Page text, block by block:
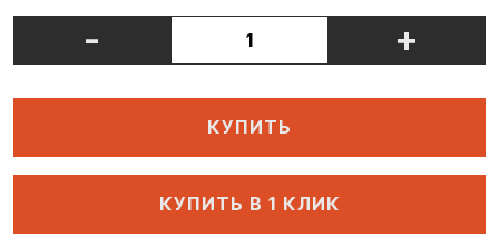
- +
КУПИТЬ
КУПИТЬ В 1 КЛИК